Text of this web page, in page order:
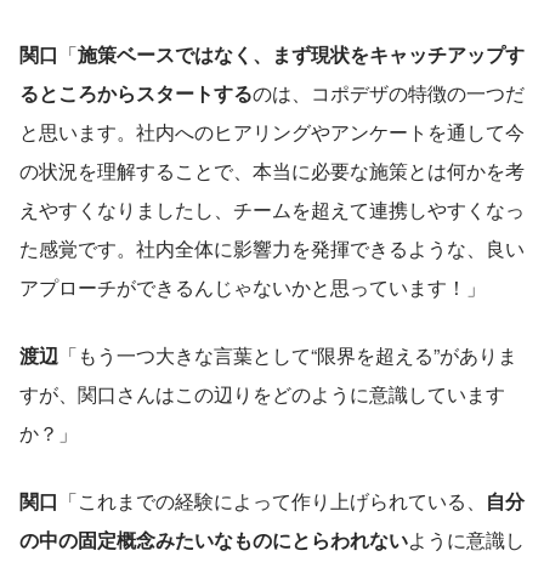
関口 「施策ベースではなく、まず現状をキャッチアップす
るところからスタートするのは、コポデザの特徴の一つだ
と思います。社内へのヒアリングやアンケートを通して今
の状況を理解することで、本当に必要な施策とは何かを考
えやすくなりましたし、チームを超えて連携しやすくなっ
た感覚です。社内全体に影響力を発揮できるような、良い
アプローチができるんじゃないかと思っています！」
渡辺 「もう一つ大きな言葉として“限界を超える”がありま
すが、関口さんはこの辺りをどのように意識しています
か？」
関口 「これまでの経験によって作り上げられている、 自分
の中の固定概念みたいなものにとらわれないように意識し